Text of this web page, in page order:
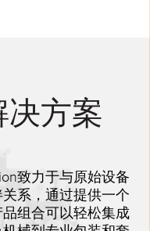
决方案
致力于与原始设备
系，通过提供一个
组合可以轻松集成